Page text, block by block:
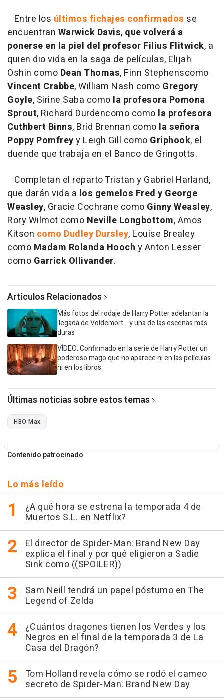
Entre los últimos fichajes confirmados se
encuentran Warwick Davis, que volverá a
ponerse en la piel del profesor Filius Flitwick, a
quien dio vida en la saga de películas, Elijah
Oshin como Dean Thomas, Finn Stephenscomo
Vincent Crabbe, William Nash como Gregory
Goyle, Sirine Saba como la profesora Pomona
Sprout, Richard Durdencomo como la profesora
Cuthbert Binns, Bríd Brennan como la señora
Poppy Pomfreyy Leigh Gill como Griphook, el
duende que trabaja en el Banco de Gringotts.
Completan el reparto Tristan y Gabriel Harland,
que darán vida a los gemelos Fred y George
Weasley, Gracie Cochrane como Ginny Weasley,
Rory Wilmot como Neville Longbottom, Amos
Kitson como Dudley Dursley, Louise Brealey
como Madam Rolanda Hooch y Anton Lesser
como Garrick Ollivander.
Artículos Relacionados
Más fotos del rodaje de Harry Potter adelantan la
llegada de Voldemort... y una de las escenas más
duras
VÍDEO: Confirmado en la serie de Harry Potter un
poderoso mago que no aparece ni en las películas
ni en los libros
Últimas noticias sobre estos temas
HBO Max
Contenido patrocinado
Lo más leído
¿A qué hora se estrena la temporada 4 de
Muertos S.L. en Netflix?
El director de Spider-Man: Brand New Day
explica el final y por qué eligieron a Sadie
Sink como ((SPOILER))
Sam Neill tendrá un papel póstumo en The
Legend of Zelda
¿Cuántos dragones tienen los Verdes y los
Negros en el final de la temporada 3 de La
Casa del Dragón?
Tom Holland revela cómo se rodó el cameo
secreto de Spider-Man: Brand New Day